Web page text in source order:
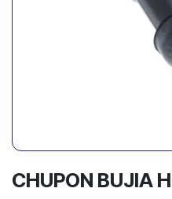
CHUPON BUJIA